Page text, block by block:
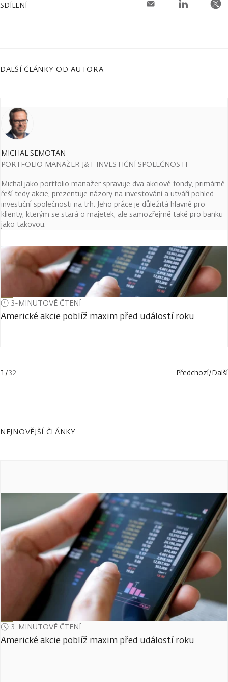
SDÍLENÍ
DALŠÍ ČLÁNKY OD AUTORA
MICHAL SEMOTAN
PORTFOLIO MANAŽER J&T INVESTIČNÍ SPOLEČNOSTI
Michal jako portfolio manažer spravuje dva akciové fondy, primárně
řeší tedy akcie, prezentuje názory na investování a utváří pohled
investiční společnosti na trh. Jeho práce je důležitá hlavně pro
klienty, kterým se stará o majetek, ale samozřejmě také pro banku
jako takovou.
3-MINUTOVÉ ČTENÍ
Americké akcie poblíž maxim před událostí roku
1/32 Předchozí/Další
NEJNOVĚJŠÍ ČLÁNKY
3-MINUTOVÉ ČTENÍ
Americké akcie poblíž maxim před událostí roku